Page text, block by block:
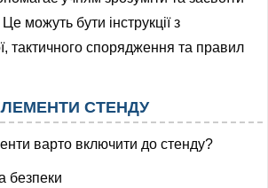
можуть бути інструкції з
тактичного спорядження та правил
СТЕНДУ
варто включити до стенду?
безпеки